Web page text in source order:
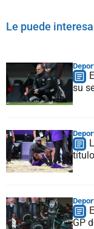
Le puede
su
GP